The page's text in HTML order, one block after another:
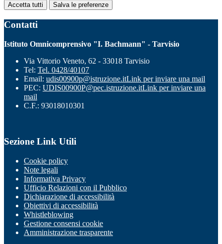
Accetta tutti Salva le preferenze
Contatti
Istituto Omnicomprensivo "I. Bachmann" - Tarvisio
Via Vittorio Veneto, 62 - 33018 Tarvisio
Tel: Tel. 0428/40107
Email: udis00900p@istruzione.itLink per inviare una mail
PEC: UDIS00900P@pec.istruzione.itLink per inviare una
mail
C.F.: 93018010301
Sezione Link Utili
Cookie policy
Note legali
Informativa Privacy
Ufficio Relazioni con il Pubblico
Dichiarazione di accessibilità
Obiettivi di accessibilità
Whistleblowing
Gestione consensi cookie
Amministrazione trasparente